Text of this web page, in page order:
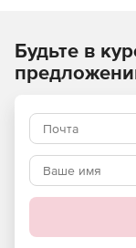
Tripwire
из которых
задачи, а вместе,
энтерпрайз-
Policy
политиками,
300
Будьте в